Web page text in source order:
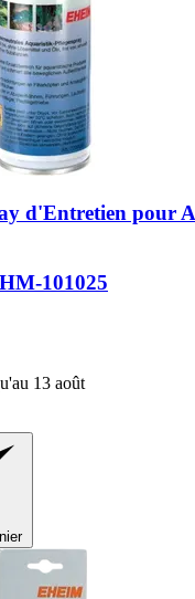
d'Entretien pour
101025
13 août